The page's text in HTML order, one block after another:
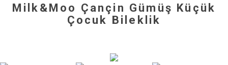
Milk&Moo Çançin Gümüş Küçük
Çocuk Bileklik